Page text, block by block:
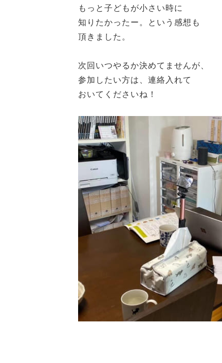
もっと子どもが小さい時に
知りたかったー。という感想も
頂きました。
次回いつやるか決めてませんが、
参加したい方は、連絡入れて
おいてくださいね！